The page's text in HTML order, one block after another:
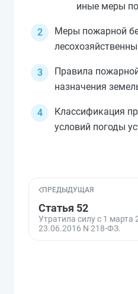
иные меры
Меры пожарной
Правила
назначения
Классификация
условий погоды
ПРЕДЫДУЩАЯ
Статья 52
Утратила силу с 1
23.06.2016 N 218-ФЗ.